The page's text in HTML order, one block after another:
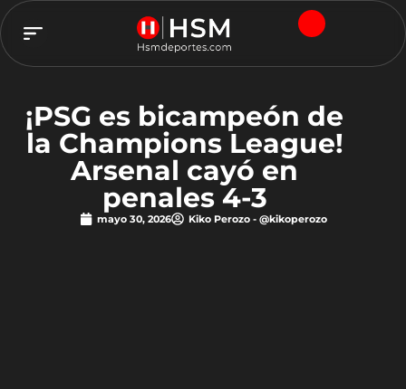
¡PSG es bicampeón de
la Champions League!
Arsenal cayó en
penales 4-3
mayo 30, 2026 Kiko Perozo - @kikoperozo